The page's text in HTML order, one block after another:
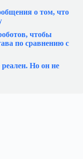
о том, что
чтобы
по сравнению с
Но он не